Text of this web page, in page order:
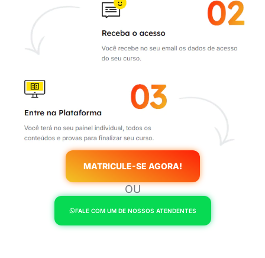
MATRICULE-SE AGORA!
OU
FALE COM UM DE NOSSOS ATENDENTES